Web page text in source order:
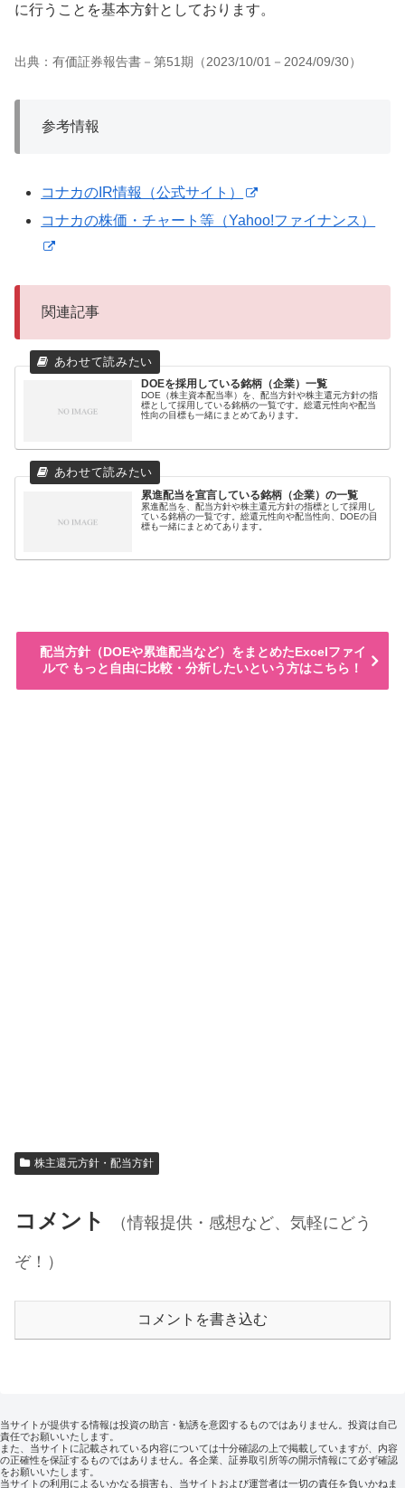
に行うことを基本方針としております。
出典：有価証券報告書－第51期（2023/10/01－2024/09/30）
参考情報
コナカのIR情報（公式サイト）
コナカの株価・チャート等（Yahoo!ファイナンス）
関連記事
DOEを採用している銘柄（企業）一覧
DOE（株主資本配当率）を、配当方針や株主還元方針の指
標として採用している銘柄の一覧です。総還元性向や配当
性向の目標も一緒にまとめてあります。
累進配当を宣言している銘柄（企業）の一覧
累進配当を、配当方針や株主還元方針の指標として採用し
ている銘柄の一覧です。総還元性向や配当性向、DOEの目
標も一緒にまとめてあります。
配当方針（DOEや累進配当など）をまとめたExcelファイ
ルで もっと自由に比較・分析したいという方はこちら！
株主還元方針・配当方針
コメント
（情報提供・感想など、気軽にどう
ぞ！）
コメントを書き込む
当サイトが提供する情報は投資の助言・勧誘を意図するものではありません。投資は自己
責任でお願いいたします。
また、当サイトに記載されている内容については十分確認の上で掲載していますが、内容
の正確性を保証するものではありません。各企業、証券取引所等の開示情報にて必ず確認
をお願いいたします。
当サイトの利用によるいかなる損害も、当サイトおよび運営者は一切の責任を負いかねま